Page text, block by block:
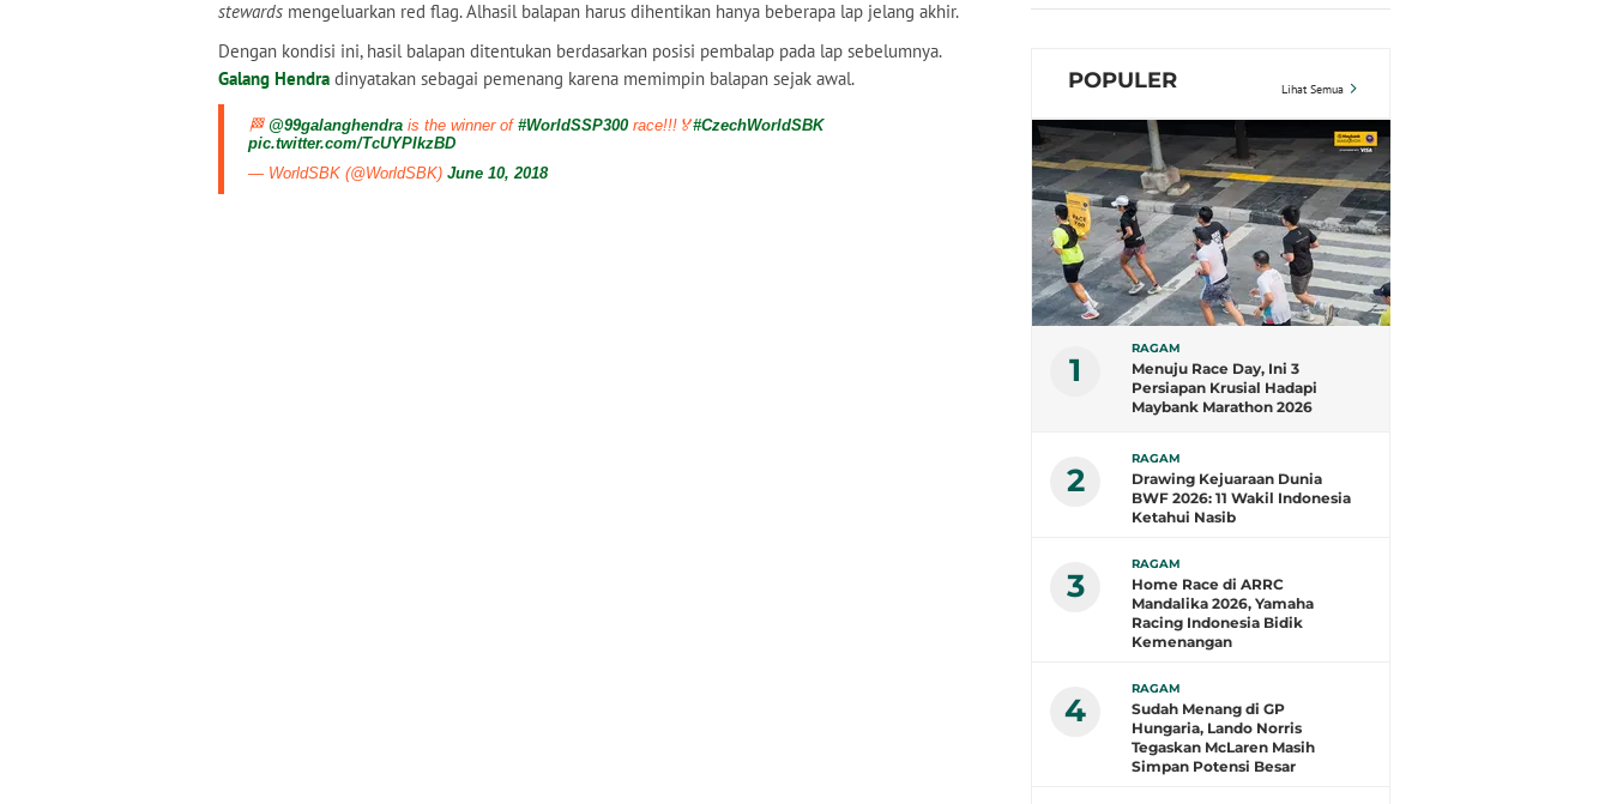
stewards mengeluarkan red flag. Alhasil balapan harus dihentikan hanya beberapa lap jelang akhir.
Dengan kondisi ini, hasil balapan ditentukan berdasarkan posisi pembalap pada lap sebelumnya.
Galang Hendra dinyatakan sebagai pemenang karena memimpin balapan sejak awal.
🏁 @99galanghendra is the winner of #WorldSSP300 race!!!🏅#CzechWorldSBK
pic.twitter.com/TcUYPIkzBD
— WorldSBK (@WorldSBK) June 10, 2018
POPULER Lihat Semua
1
RAGAM
Menuju Race Day, Ini 3
Persiapan Krusial Hadapi
Maybank Marathon 2026
2
RAGAM
Drawing Kejuaraan Dunia
BWF 2026: 11 Wakil Indonesia
Ketahui Nasib
3
RAGAM
Home Race di ARRC
Mandalika 2026, Yamaha
Racing Indonesia Bidik
Kemenangan
4
RAGAM
Sudah Menang di GP
Hungaria, Lando Norris
Tegaskan McLaren Masih
Simpan Potensi Besar